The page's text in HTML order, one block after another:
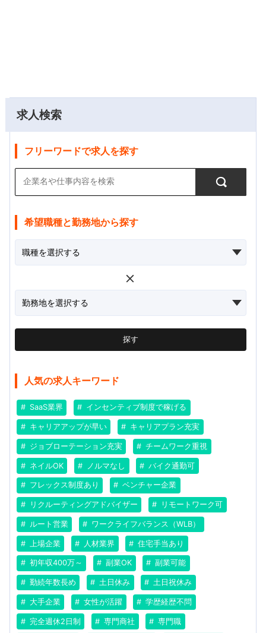
求人検索
フリーワードで求人を探す
希望職種と勤務地から探す
探す
人気の求人キーワード
SaaS業界 インセンティブ制度で稼げる
キャリアアップが早い キャリアプラン充実
ジョブローテーション充実 チームワーク重視
ネイルOK ノルマなし バイク通勤可
フレックス制度あり ベンチャー企業
リクルーティングアドバイザー リモートワーク可
ルート営業 ワークライフバランス（WLB）
上場企業 人材業界 住宅手当あり
初年収400万～ 副業OK 副業可能
勤続年数長め 土日休み 土日祝休み
大手企業 女性が活躍 学歴経歴不問
完全週休2日制 専門商社 専門職